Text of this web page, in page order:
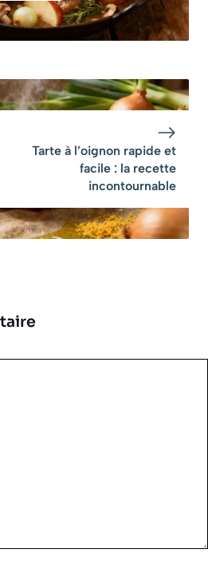
Tarte à l’oignon rapide et
facile : la recette
incontournable